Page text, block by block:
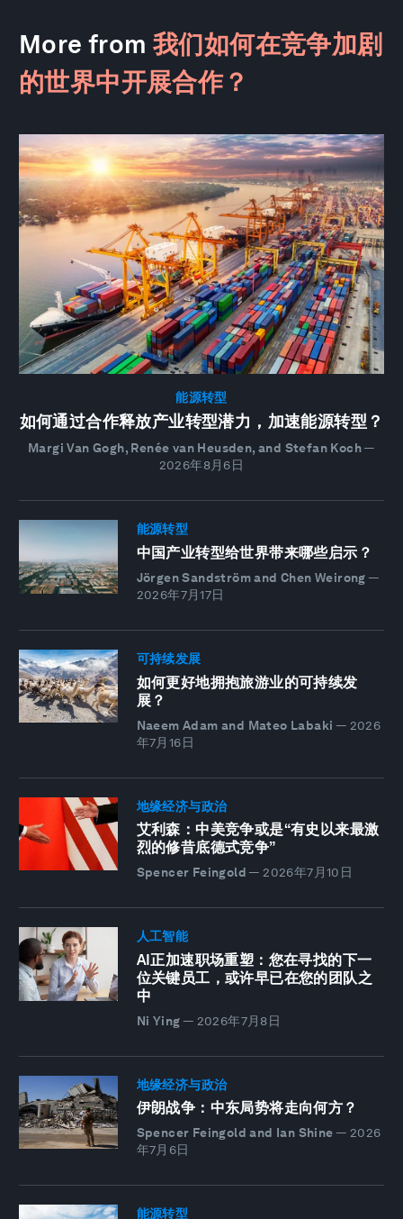
More from 我们如何在竞争加剧
的世界中开展合作？
能源转型
如何通过合作释放产业转型潜力，加速能源转型？
Margi Van Gogh, Renée van Heusden, and Stefan Koch—
2026年8月6日
能源转型
中国产业转型给世界带来哪些启示？
Jörgen Sandström and Chen Weirong —
2026年7月17日
可持续发展
如何更好地拥抱旅游业的可持续发
展？
Naeem Adam and Mateo Labaki — 2026
年7月16日
地缘经济与政治
艾利森：中美竞争或是“有史以来最激
烈的修昔底德式竞争”
Spencer Feingold — 2026年7月10日
人工智能
AI正加速职场重塑：您在寻找的下一
位关键员工，或许早已在您的团队之
中
Ni Ying — 2026年7月8日
地缘经济与政治
伊朗战争：中东局势将走向何方？
Spencer Feingold and Ian Shine — 2026
年7月6日
能源转型